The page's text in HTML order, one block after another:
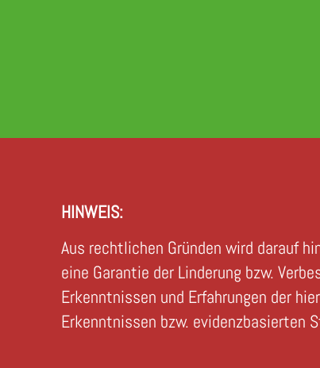
HINWEIS:
Aus rechtlichen Gründen wird darauf
eine Garantie der Linderung bzw.
Erkenntnissen und Erfahrungen der
Erkenntnissen bzw. evidenzbasierten